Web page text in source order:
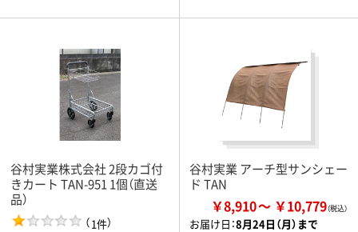
谷村実業株式会社 2段カゴ付
きカート TAN-951 1個（直送
品）
（1件）
谷村実業 アーチ型サンシェー
ド TAN
￥8,910 ￥10,779
お届け日：8月24日（月）まで